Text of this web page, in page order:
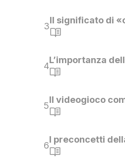
3
Il significato di
4
L’importanza
5
Il videogioco
6
I preconcetti